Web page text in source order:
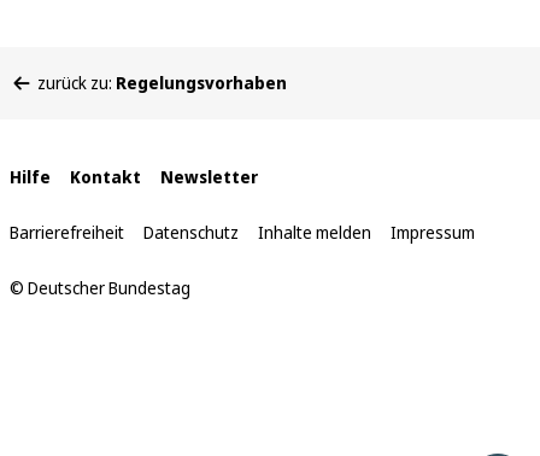
befinden
zurück zu: Regelungsvorhaben
Interne
Links
Hilfe Kontakt Newsletter
Barrierefreiheit Datenschutz Inhalte melden Impressum
© Deutscher Bundestag